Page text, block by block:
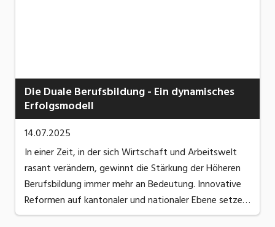
Die Duale Berufsbildung - Ein dynamisches
Erfolgsmodell
14.07.2025
In einer Zeit, in der sich Wirtschaft und Arbeitswelt
rasant verändern, gewinnt die Stärkung der Höheren
Berufsbildung immer mehr an Bedeutung. Innovative
Reformen auf kantonaler und nationaler Ebene setzen
neue Massstäbe – und Graubünden übernimmt dabei